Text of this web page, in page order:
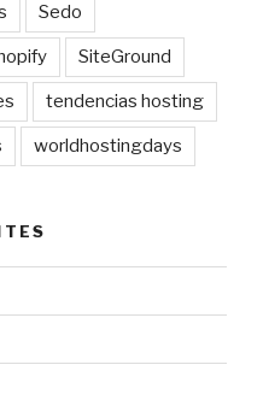
Sedo
SiteGround
tendencias hosting
worldhostingdays